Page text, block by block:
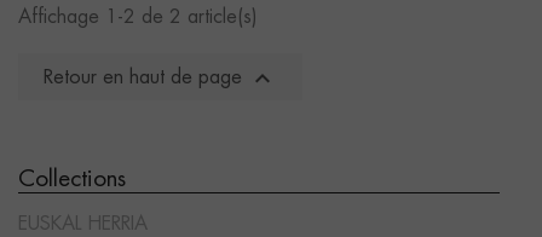
Collections
EUSKAL HERRIA
Affichage 1-2 de 2 article(s)
Retour en haut de page 